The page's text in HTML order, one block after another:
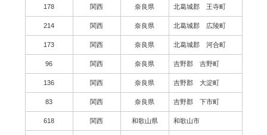
178 関西 奈良県 北葛城郡 王寺町
214 関西 奈良県 北葛城郡 広陵町
173 関西 奈良県 北葛城郡 河合町
96 関西 奈良県 吉野郡 吉野町
136 関西 奈良県 吉野郡 大淀町
83 関西 奈良県 吉野郡 下市町
618 関西 和歌山県 和歌山市